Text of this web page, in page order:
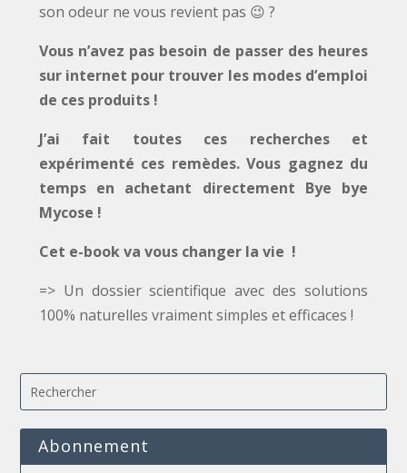
son odeur ne vous revient pas 😉 ?
Vous n’avez pas besoin de passer des heures
sur internet pour trouver les modes d’emploi
de ces produits !
J’ai fait toutes ces recherches et
expérimenté ces remèdes. Vous gagnez du
temps en achetant directement Bye bye
Mycose !
Cet e-book va vous changer la vie !
=> Un dossier scientifique avec des solutions
100% naturelles vraiment simples et efficaces !
Abonnement